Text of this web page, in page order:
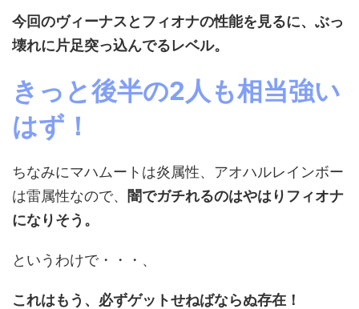
今回のヴィーナスとフィオナの性能を見るに、ぶっ
壊れに片足突っ込んでるレベル。
きっと後半の2人も相当強い
はず！
ちなみにマハムートは炎属性、アオハルレインボー
は雷属性なので、 闇でガチれるのはやはりフィオナ
になりそう。
というわけで・・・、
これはもう、必ずゲットせねばならぬ存在！